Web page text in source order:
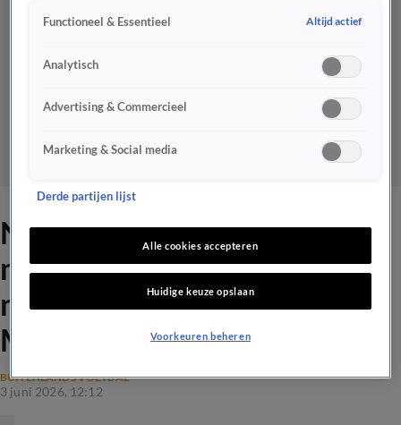
Noa Vahle: 'Denzel Dumfries
mogelijk woensdag al
medisch gekeurd door Real
Madrid’
BUITENLANDS VOETBAL
3 juni 2026, 12:12
Functioneel & Essentieel Altijd actief
Analytisch
Advertising & Commercieel
Marketing & Social media
Derde partijen lijst
Alle cookies accepteren
Huidige keuze opslaan
Voorkeuren beheren